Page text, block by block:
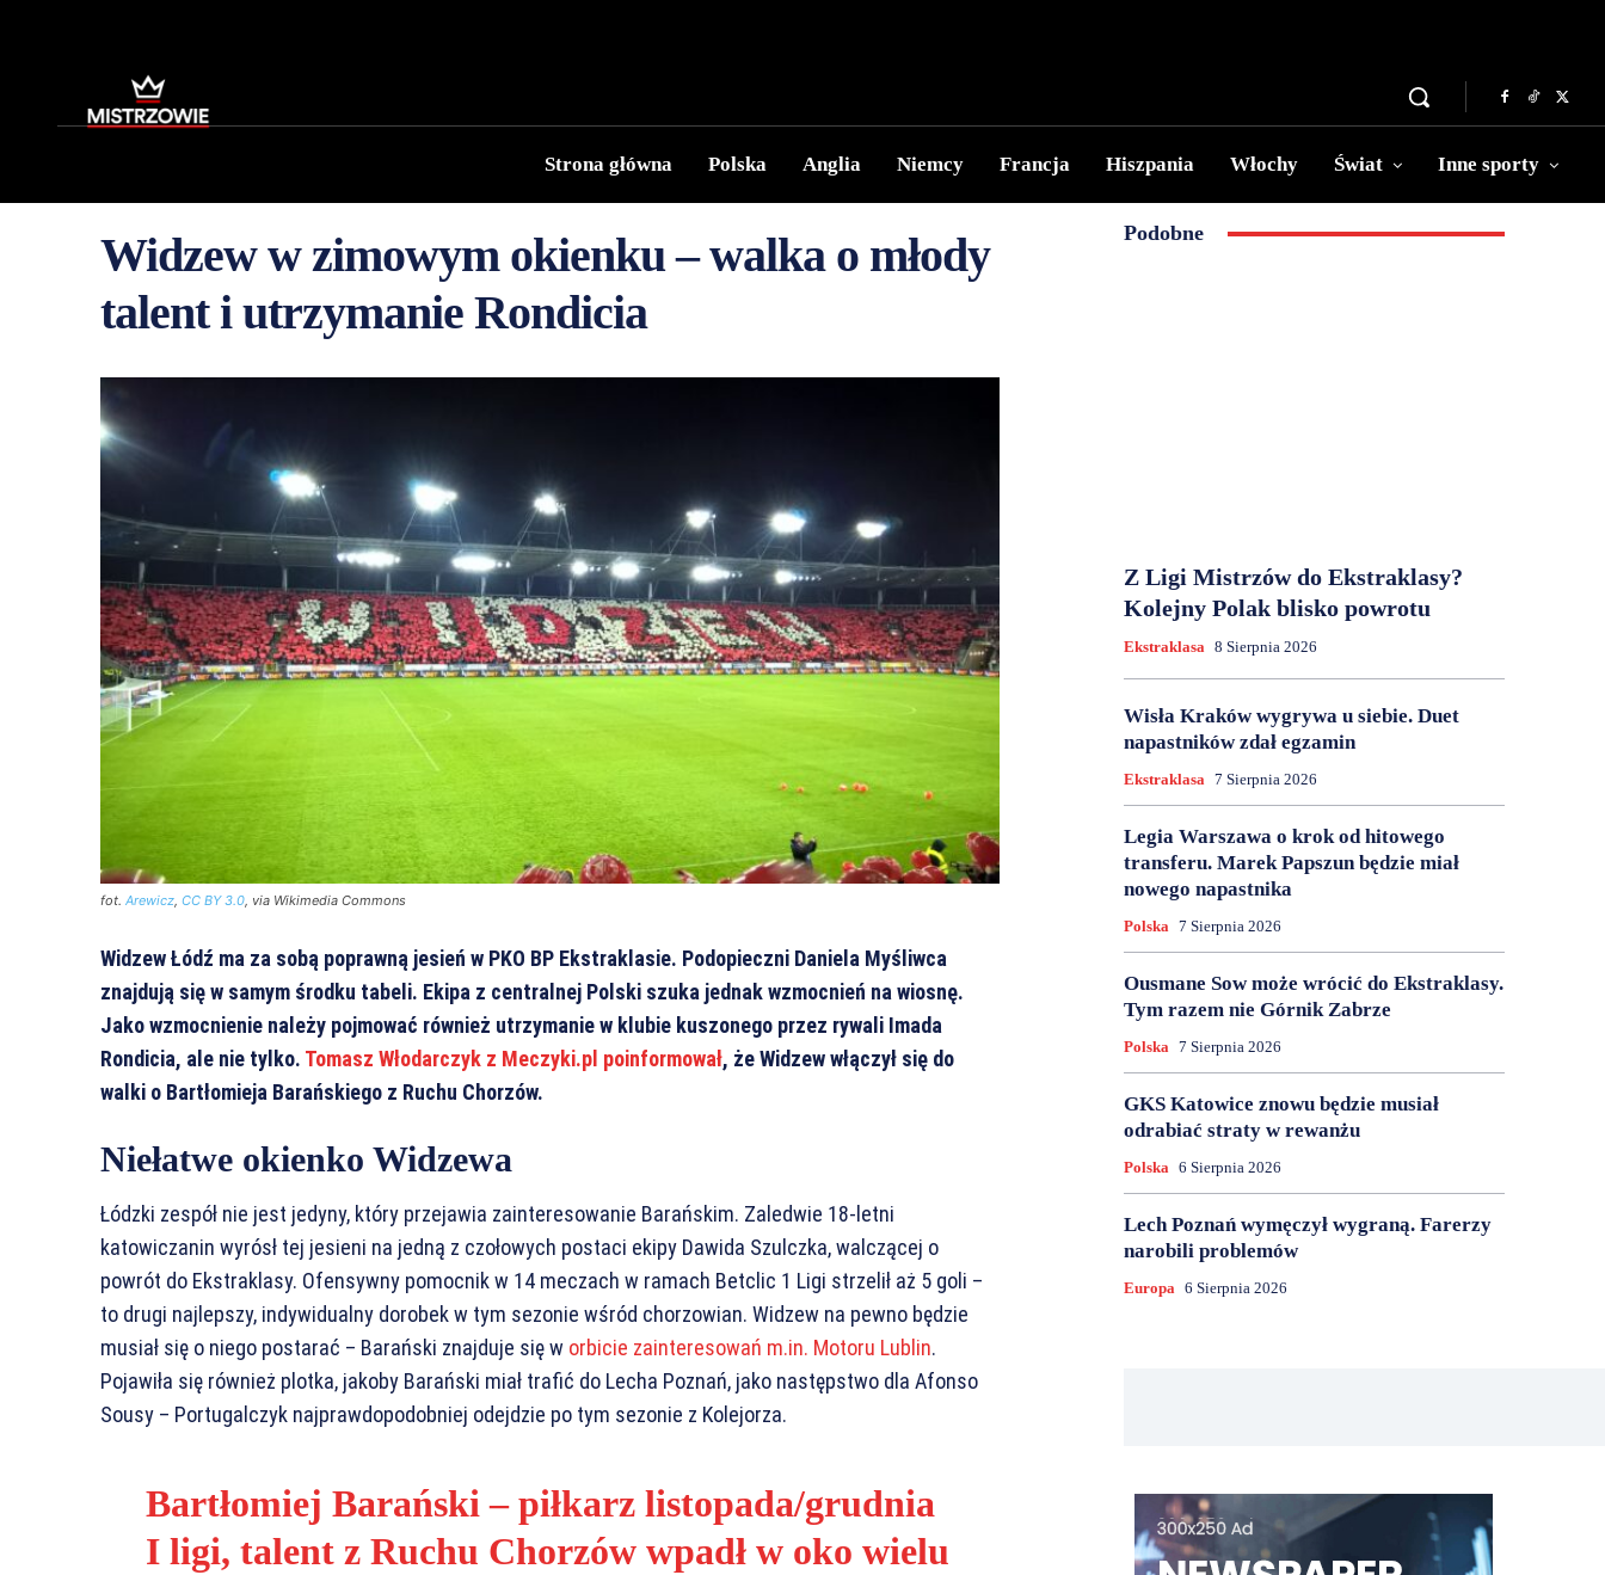
Strona główna Polska Anglia Niemcy Francja Hiszpania Włochy Świat Inne sporty
Widzew w zimowym okienku – walka o młody
talent i utrzymanie Rondicia
fot. Arewicz, CC BY 3.0, via Wikimedia Commons
Widzew Łódź ma za sobą poprawną jesień w PKO BP Ekstraklasie. Podopieczni Daniela Myśliwca
znajdują się w samym środku tabeli. Ekipa z centralnej Polski szuka jednak wzmocnień na wiosnę.
Jako wzmocnienie należy pojmować również utrzymanie w klubie kuszonego przez rywali Imada
Rondicia, ale nie tylko. Tomasz Włodarczyk z Meczyki.pl poinformował, że Widzew włączył się do
walki o Bartłomieja Barańskiego z Ruchu Chorzów.
Niełatwe okienko Widzewa
Łódzki zespół nie jest jedyny, który przejawia zainteresowanie Barańskim. Zaledwie 18-letni
katowiczanin wyrósł tej jesieni na jedną z czołowych postaci ekipy Dawida Szulczka, walczącej o
powrót do Ekstraklasy. Ofensywny pomocnik w 14 meczach w ramach Betclic 1 Ligi strzelił aż 5 goli –
to drugi najlepszy, indywidualny dorobek w tym sezonie wśród chorzowian. Widzew na pewno będzie
musiał się o niego postarać – Barański znajduje się w orbicie zainteresowań m.in. Motoru Lublin.
Pojawiła się również plotka, jakoby Barański miał trafić do Lecha Poznań, jako następstwo dla Afonso
Sousy – Portugalczyk najprawdopodobniej odejdzie po tym sezonie z Kolejorza.
Bartłomiej Barański – piłkarz listopada/grudnia
I ligi, talent z Ruchu Chorzów wpadł w oko wielu
Podobne
Z Ligi Mistrzów do Ekstraklasy?
Kolejny Polak blisko powrotu
Ekstraklasa 8 Sierpnia 2026
Wisła Kraków wygrywa u siebie. Duet
napastników zdał egzamin
Ekstraklasa 7 Sierpnia 2026
Legia Warszawa o krok od hitowego
transferu. Marek Papszun będzie miał
nowego napastnika
Polska 7 Sierpnia 2026
Ousmane Sow może wrócić do Ekstraklasy.
Tym razem nie Górnik Zabrze
Polska 7 Sierpnia 2026
GKS Katowice znowu będzie musiał
odrabiać straty w rewanżu
Polska 6 Sierpnia 2026
Lech Poznań wymęczył wygraną. Farerzy
narobili problemów
Europa 6 Sierpnia 2026